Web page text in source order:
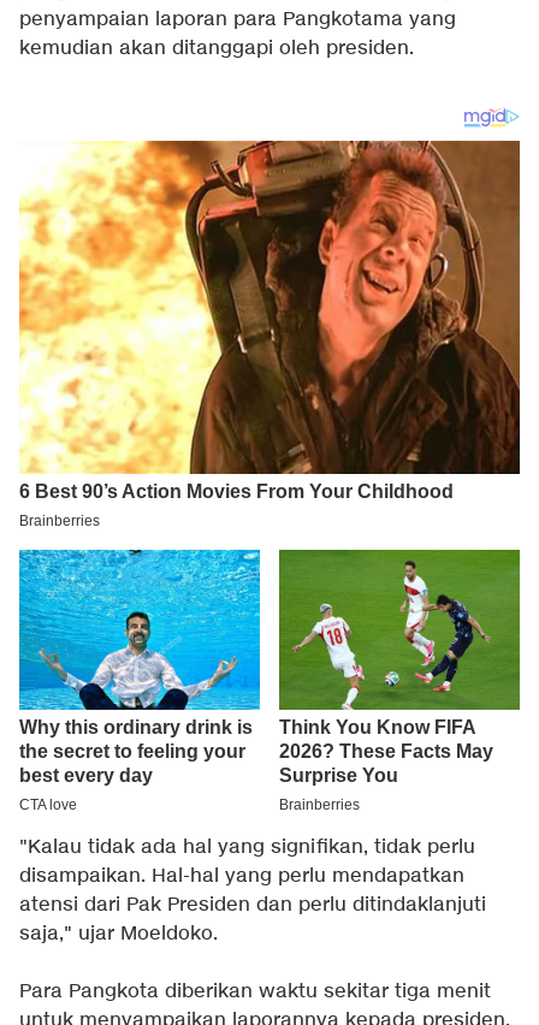
penyampaian laporan para Pangkotama yang
kemudian akan ditanggapi oleh presiden.
"Kalau tidak ada hal yang signifikan, tidak perlu
disampaikan. Hal-hal yang perlu mendapatkan
atensi dari Pak Presiden dan perlu ditindaklanjuti
saja," ujar Moeldoko.
Para Pangkota diberikan waktu sekitar tiga menit